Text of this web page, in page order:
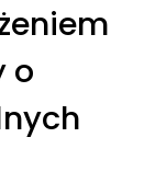
o